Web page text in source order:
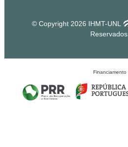
© Copyright 2026 IHMT-UNL
Reservados.
Financiamento